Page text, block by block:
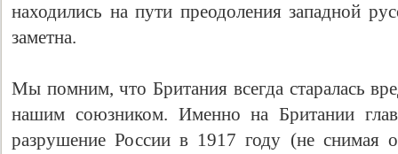
находились на пути преодоления западной
заметна.
Мы помним, что Британия всегда старалась
нашим союзником. Именно на Британии
разрушение России в 1917 году (не снимая
Свидетельство